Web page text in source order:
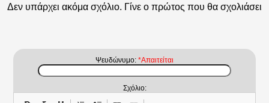
Δεν υπάρχει ακόμα σχόλιο. Γίνε ο πρώτος που θα σχολιάσει
Ψευδώνυμο: *Απαιτείται
Σχόλιο: